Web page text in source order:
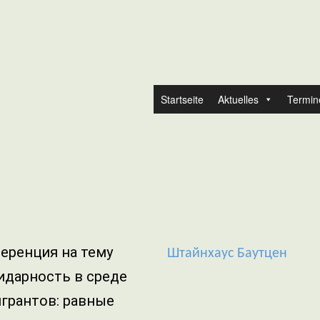
Startseite Aktuelles
на тему
в среде
равные
Штайнхаус Баутцен